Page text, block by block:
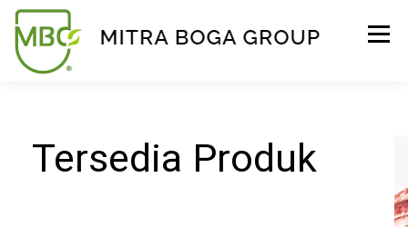
Menu
Tersedia Produk